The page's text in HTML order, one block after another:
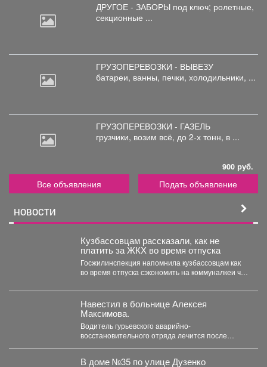
ДРУГОЕ - ЗАБОРЫ под ключ; ролетные,
секционные ...
ГРУЗОПЕРЕВОЗКИ - ВЫВЕЗУ
батареи, ванны, печки, холодильники, ...
ГРУЗОПЕРЕВОЗКИ - ГАЗЕЛЬ
грузчики, возим всё, до 2-х тонн, в ...
900 руб.
Все объявления Подать объявление
НОВОСТИ
Кузбассовцам рассказали, как не
платить за ЖКХ во время отпуска
Госжилинспекция напомнила кузбассовцам как
во время отпуска сэкономить на коммуналкеи что
Навестил в больнице Алексея
Максимова.
Водитель гурьевского аварийно-
восстановительного отряда лечится после
В доме №35 по улице Дузенко